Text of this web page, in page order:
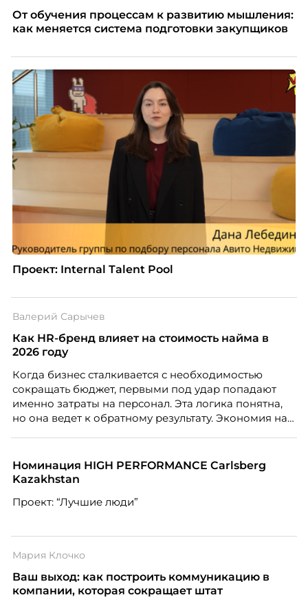
От обучения процессам к развитию мышления:
как меняется система подготовки закупщиков
Проект: Internal Talent Pool
Валерий Сарычев
Как HR-бренд влияет на стоимость найма в
2026 году
Когда бизнес сталкивается с необходимостью
сокращать бюджет, первыми под удар попадают
именно затраты на персонал. Эта логика понятна,
но она ведет к обратному результату. Экономия на
значит – сокращает доходы бизнеса.
Номинация HIGH PERFORMANCE Carlsberg
Kazakhstan
Проект: “Лучшие люди”
Мария Клочко
Ваш выход: как построить коммуникацию в
компании, которая сокращает штат